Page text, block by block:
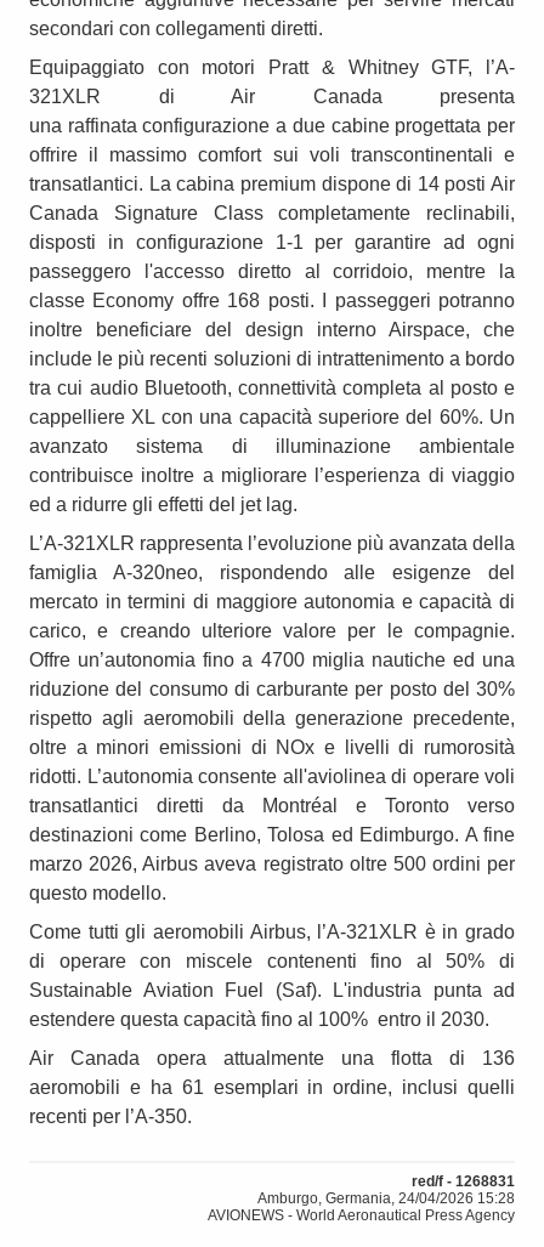
secondari con collegamenti diretti.
Equipaggiato con motori Pratt & Whitney GTF, l’A-
321XLR di Air Canada presenta
una raffinata configurazione a due cabine progettata per
offrire il massimo comfort sui voli transcontinentali e
transatlantici. La cabina premium dispone di 14 posti Air
Canada Signature Class completamente reclinabili,
disposti in configurazione 1-1 per garantire ad ogni
passeggero l'accesso diretto al corridoio, mentre la
classe Economy offre 168 posti. I passeggeri potranno
inoltre beneficiare del design interno Airspace, che
include le più recenti soluzioni di intrattenimento a bordo
tra cui audio Bluetooth, connettività completa al posto e
cappelliere XL con una capacità superiore del 60%. Un
avanzato sistema di illuminazione ambientale
contribuisce inoltre a migliorare l’esperienza di viaggio
ed a ridurre gli effetti del jet lag.
L’A-321XLR rappresenta l’evoluzione più avanzata della
famiglia A-320neo, rispondendo alle esigenze del
mercato in termini di maggiore autonomia e capacità di
carico, e creando ulteriore valore per le compagnie.
Offre un’autonomia fino a 4700 miglia nautiche ed una
riduzione del consumo di carburante per posto del 30%
rispetto agli aeromobili della generazione precedente,
oltre a minori emissioni di NOx e livelli di rumorosità
ridotti. L’autonomia consente all'aviolinea di operare voli
transatlantici diretti da Montréal e Toronto verso
destinazioni come Berlino, Tolosa ed Edimburgo. A fine
marzo 2026, Airbus aveva registrato oltre 500 ordini per
questo modello.
Come tutti gli aeromobili Airbus, l’A-321XLR è in grado
di operare con miscele contenenti fino al 50% di
Sustainable Aviation Fuel (Saf). L'industria punta ad
estendere questa capacità fino al 100% entro il 2030.
Air Canada opera attualmente una flotta di 136
aeromobili e ha 61 esemplari in ordine, inclusi quelli
recenti per l’A-350.
red/f - 1268831
Amburgo, Germania, 24/04/2026 15:28
AVIONEWS - World Aeronautical Press Agency